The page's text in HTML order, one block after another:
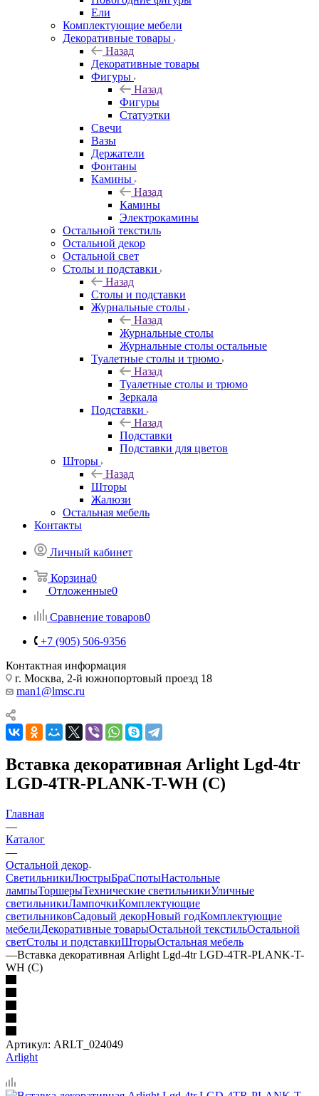
Ели
Комплектующие мебели
Декоративные товары
Назад
Декоративные товары
Фигуры
Назад
Фигуры
Статуэтки
Свечи
Вазы
Держатели
Фонтаны
Камины
Назад
Камины
Электрокамины
Остальной текстиль
Остальной декор
Остальной свет
Столы и подставки
Назад
Столы и подставки
Журнальные столы
Назад
Журнальные столы
Журнальные столы остальные
Туалетные столы и трюмо
Назад
Туалетные столы и трюмо
Зеркала
Подставки
Назад
Подставки
Подставки для цветов
Шторы
Назад
Шторы
Жалюзи
Остальная мебель
Контакты
Личный кабинет
Корзина0
Отложенные0
Сравнение товаров0
+7 (905) 506-9356
Контактная информация
г. Москва, 2-й южнопортовый проезд 18
man1@lmsc.ru
Вставка декоративная Arlight Lgd-4tr
LGD-4TR-PLANK-T-WH (C)
Главная
—
Каталог
—
Остальной декор
СветильникиЛюстрыБраСпотыНастольные
лампыТоршерыТехнические светильникиУличные
светильникиЛампочкиКомплектующие
светильниковСадовый декорНовый годКомплектующие
мебелиДекоративные товарыОстальной текстильОстальной
светСтолы и подставкиШторыОстальная мебель
—Вставка декоративная Arlight Lgd-4tr LGD-4TR-PLANK-T-
WH (C)
Артикул: ARLT_024049
Arlight